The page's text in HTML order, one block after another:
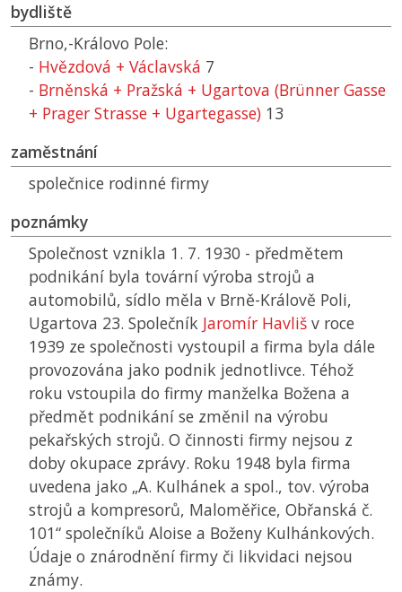
bydliště
Brno,-Královo Pole:
- Hvězdová + Václavská 7
- Brněnská + Pražská + Ugartova (Brünner Gasse
+ Prager Strasse + Ugartegasse) 13
zaměstnání
společnice rodinné firmy
poznámky
Společnost vznikla 1. 7. 1930 - předmětem
podnikání byla tovární výroba strojů a
automobilů, sídlo měla v Brně-Králově Poli,
Ugartova 23. Společník Jaromír Havliš v roce
1939 ze společnosti vystoupil a firma byla dále
provozována jako podnik jednotlivce. Téhož
roku vstoupila do firmy manželka Božena a
předmět podnikání se změnil na výrobu
pekařských strojů. O činnosti firmy nejsou z
doby okupace zprávy. Roku 1948 byla firma
uvedena jako „A. Kulhánek a spol., tov. výroba
strojů a kompresorů, Maloměřice, Obřanská č.
101“ společníků Aloise a Boženy Kulhánkových.
Údaje o znárodnění firmy či likvidaci nejsou
známy.